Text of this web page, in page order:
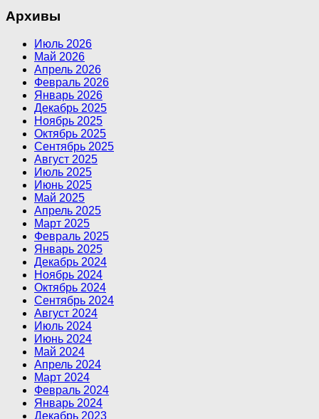
Архивы
Июль 2026
Май 2026
Апрель 2026
Февраль 2026
Январь 2026
Декабрь 2025
Ноябрь 2025
Октябрь 2025
Сентябрь 2025
Август 2025
Июль 2025
Июнь 2025
Май 2025
Апрель 2025
Март 2025
Февраль 2025
Январь 2025
Декабрь 2024
Ноябрь 2024
Октябрь 2024
Сентябрь 2024
Август 2024
Июль 2024
Июнь 2024
Май 2024
Апрель 2024
Март 2024
Февраль 2024
Январь 2024
Декабрь 2023